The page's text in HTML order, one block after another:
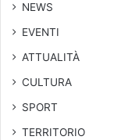
NEWS
EVENTI
ATTUALITÀ
CULTURA
SPORT
TERRITORIO